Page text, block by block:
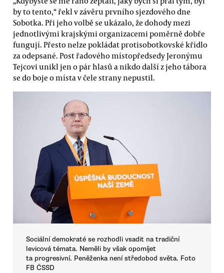
by to tento,“ řekl v závěru prvního sjezdového dne
Sobotka. Při jeho volbě se ukázalo, že dohody mezi
jednotlivými krajskými organizacemi poměrně dobře
fungují. Přesto nelze pokládat protisobotkovské křídlo
za odepsané. Post řadového místopředsedy Jeronýmu
Tejcovi unikl jen o pár hlasů a nikdo další z jeho tábora
se do boje o místa v čele strany nepustil.
Sociální demokraté se rozhodli vsadit na tradiční
levicová témata. Neměli by však opomíjet
ta progresivní. Peněženka není středobod světa. Foto
FB ČSSD